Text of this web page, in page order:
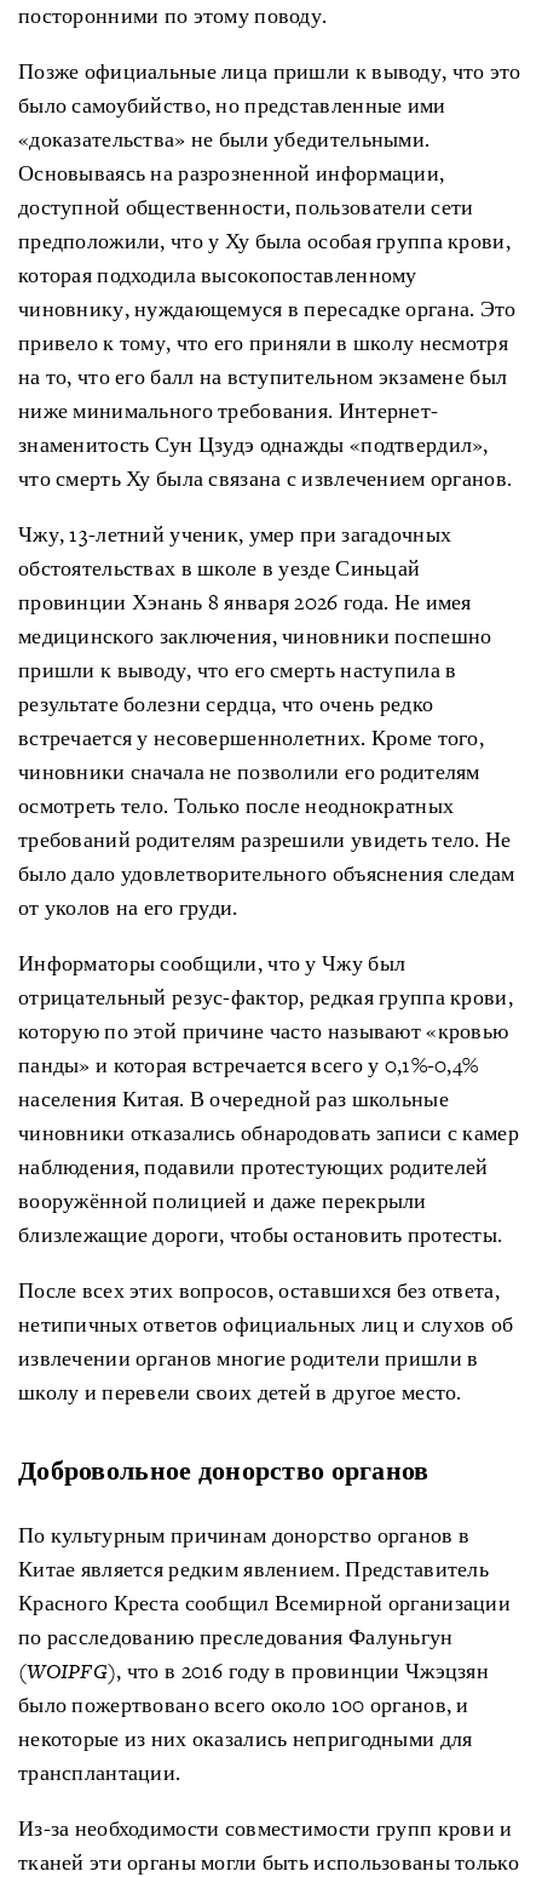
посторонними по этому поводу.
Позже официальные лица пришли к выводу, что это
было самоубийство, но представленные ими
«доказательства» не были убедительными.
Основываясь на разрозненной информации,
доступной общественности, пользователи сети
предположили, что у Ху была особая группа крови,
которая подходила высокопоставленному
чиновнику, нуждающемуся в пересадке органа. Это
привело к тому, что его приняли в школу несмотря
на то, что его балл на вступительном экзамене был
ниже минимального требования. Интернет-
знаменитость Сун Цзудэ однажды «подтвердил»,
что смерть Ху была связана с извлечением органов.
Чжу, 13-летний ученик, умер при загадочных
обстоятельствах в школе в уезде Синьцай
провинции Хэнань 8 января 2026 года. Не имея
медицинского заключения, чиновники поспешно
пришли к выводу, что его смерть наступила в
результате болезни сердца, что очень редко
встречается у несовершеннолетних. Кроме того,
чиновники сначала не позволили его родителям
осмотреть тело. Только после неоднократных
требований родителям разрешили увидеть тело. Не
было дало удовлетворительного объяснения следам
от уколов на его груди.
Информаторы сообщили, что у Чжу был
отрицательный резус-фактор, редкая группа крови,
которую по этой причине часто называют «кровью
панды» и которая встречается всего у 0,1%-0,4%
населения Китая. В очередной раз школьные
чиновники отказались обнародовать записи с камер
наблюдения, подавили протестующих родителей
вооружённой полицией и даже перекрыли
близлежащие дороги, чтобы остановить протесты.
После всех этих вопросов, оставшихся без ответа,
нетипичных ответов официальных лиц и слухов об
извлечении органов многие родители пришли в
школу и перевели своих детей в другое место.
Добровольное донорство органов
По культурным причинам донорство органов в
Китае является редким явлением. Представитель
Красного Креста сообщил Всемирной организации
по расследованию преследования Фалуньгун
(WOIPFG), что в 2016 году в провинции Чжэцзян
было пожертвовано всего около 100 органов, и
некоторые из них оказались непригодными для
трансплантации.
Из-за необходимости совместимости групп крови и
тканей эти органы могли быть использованы только